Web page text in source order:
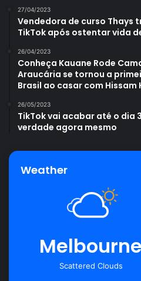
Pimenta biquinho
Colheita
Geralmente, após um mês
aparecimento das primeiras
cultivo.
27/04/2023
Vendedora de curso Thays
TikTok após ostentar vida
26/04/2023
Conheça Kauane Rode
Araucária se tornou a
Brasil ao casar com Hissam
26/05/2023
TikTok vai acabar até o dia
verdade agora mesmo
Weather
Melbourne
Scattered Clouds